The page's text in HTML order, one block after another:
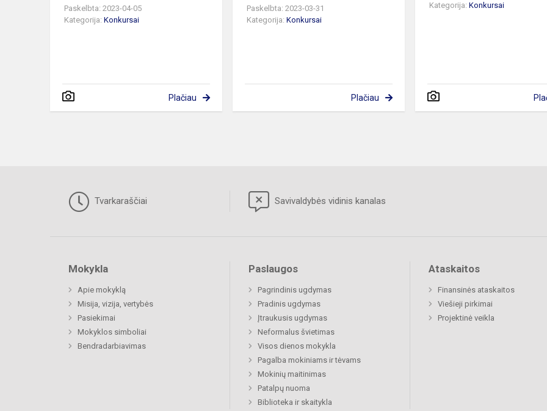
Paskelbta: 2023-04-05
Kategorija: Konkursai
Plačiau
Paskelbta: 2023-03-31
Kategorija:Konkursai
Plačiau
Kategorija:Konkursai
Tvarkaraščiai Savivaldybės vidinis kanalas
Mokykla
Apie mokyklą
Misija, vizija, vertybės
Pasiekimai
Mokyklos simboliai
Bendradarbiavimas
Paslaugos
Pagrindinis ugdymas
Pradinis ugdymas
Įtraukusis ugdymas
Neformalus švietimas
Visos dienos mokykla
Pagalba mokiniams ir tėvams
Mokinių maitinimas
Patalpų nuoma
Biblioteka ir skaitykla
Ataskaitos
Finansinės ataskaitos
Viešieji pirkimai
Projektinė veikla